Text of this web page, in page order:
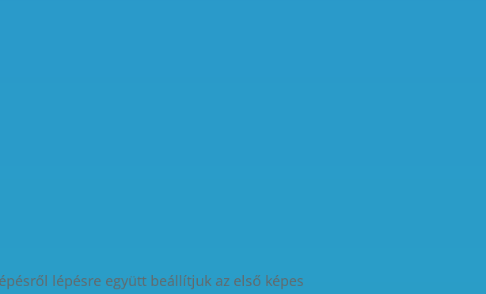
lépésre együtt beállítjuk az első képes